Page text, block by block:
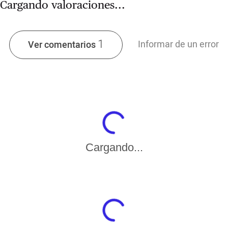
Cargando valoraciones...
Ver comentarios 1 Informar de un error
Cargando...